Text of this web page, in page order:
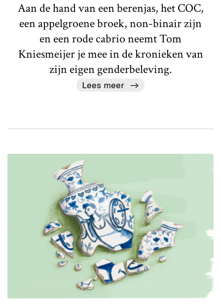
Aan de hand van een berenjas, het COC,
een appelgroene broek, non-binair zijn
en een rode cabrio neemt Tom
Kniesmeijer je mee in de kronieken van
zijn eigen genderbeleving.
Lees meer